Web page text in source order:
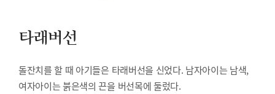
타래버선
돌잔치를 할 때 아기들은 타래버선을 신었다. 남자아이는 남색,
여자아이는 붉은색의 끈을 버선목에 둘렀다.